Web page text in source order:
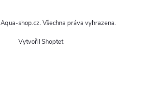
Vytvořil Shoptet
Aqua-shop.cz. Všechna práva vyhrazena.